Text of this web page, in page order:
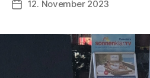
Veröffentlichungsdatum
12. November 2023